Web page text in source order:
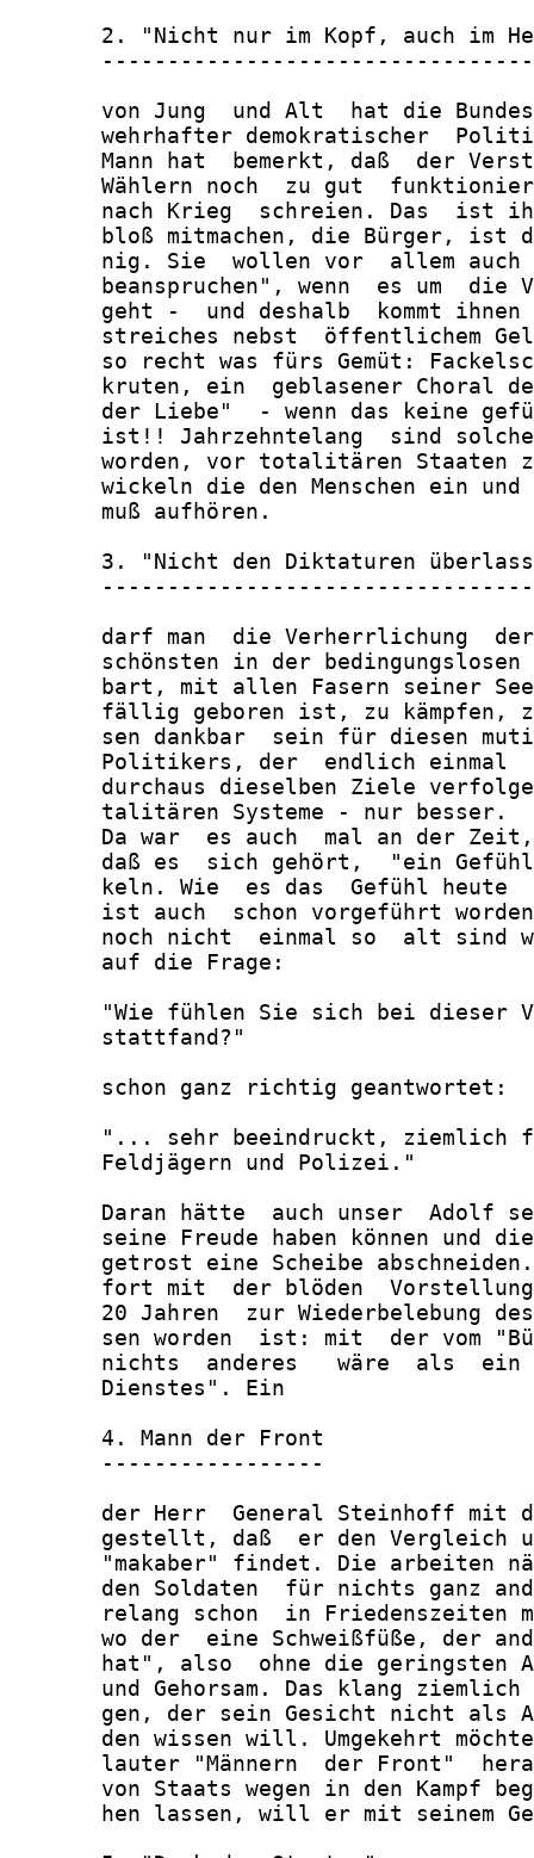
2. "Nicht nur im Kopf, auch im
von Jung  und Alt  hat die
wehrhafter demokratischer
Mann hat  bemerkt, daß  der
Wählern noch  zu gut
nach Krieg  schreien. Das  ist
bloß mitmachen, die Bürger, ist
nig. Sie  wollen vor  allem
beanspruchen", wenn  es um  die
geht -  und deshalb  kommt
streiches nebst  öffentlichem
so recht was fürs Gemüt:
kruten, ein  geblasener Choral
der Liebe"  - wenn das keine
ist!! Jahrzehntelang  sind
worden, vor totalitären Staaten
wickeln die den Menschen ein
       muß aufhören.
3. "Nicht den Diktaturen
darf man  die Verherrlichung
schönsten in der
bart, mit allen Fasern seiner
fällig geboren ist, zu kämpfen,
sen dankbar  sein für diesen
Politikers, der  endlich einmal
durchaus dieselben Ziele
       talitären Systeme - nur besser.
Da war  es auch  mal an der
daß es  sich gehört,  "ein
keln. Wie  es das  Gefühl heute
ist auch  schon vorgeführt
noch nicht  einmal so  alt sind
       auf die Frage:
"Wie fühlen Sie sich bei dieser
       stattfand?"
       schon ganz richtig geantwortet:
"... sehr beeindruckt, ziemlich
       Feldjägern und Polizei."
Daran hätte  auch unser  Adolf
seine Freude haben können und
getrost eine Scheibe
fort mit  der blöden
20 Jahren  zur Wiederbelebung
sen worden  ist: mit  der vom
nichts  anderes   wäre  als
       Dienstes". Ein
       4. Mann der Front
       -----------------
der Herr  General Steinhoff mit
gestellt, daß  er den Vergleich
"makaber" findet. Die arbeiten
den Soldaten  für nichts ganz
relang schon  in Friedenszeiten
wo der  eine Schweißfüße, der
hat", also  ohne die geringsten
und Gehorsam. Das klang
gen, der sein Gesicht nicht als
den wissen will. Umgekehrt
lauter "Männern  der Front"
von Staats wegen in den Kampf
hen lassen, will er mit seinem